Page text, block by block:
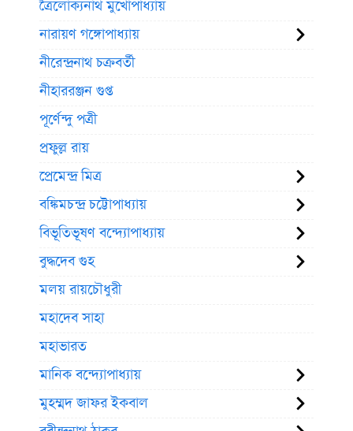
ত্রৈলোক্যনাথ মুখোপাধ্যায়
নারায়ণ গঙ্গোপাধ্যায়
নীরেন্দ্রনাথ চক্রবর্তী
নীহাররঞ্জন গুপ্ত
পূর্ণেন্দু পত্রী
প্রফুল্ল রায়
প্রেমেন্দ্র মিত্র
বঙ্কিমচন্দ্র চট্টোপাধ্যায়
বিভূতিভূষণ বন্দ্যোপাধ্যায়
বুদ্ধদেব গুহ
মলয় রায়চৌধুরী
মহাদেব সাহা
মহাভারত
মানিক বন্দ্যোপাধ্যায়
মুহম্মদ জাফর ইকবাল